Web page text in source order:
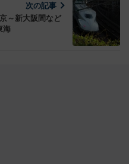
次の記事
～新大阪間など
海